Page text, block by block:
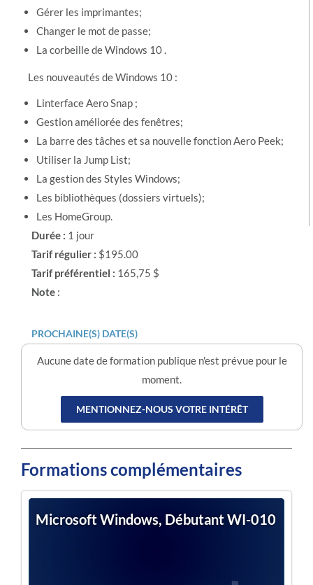
Gérer les imprimantes;
Changer le mot de passe;
La corbeille de Windows 10 .
Les nouveautés de Windows 10 :
Linterface Aero Snap ;
Gestion améliorée des fenêtres;
La barre des tâches et sa nouvelle fonction Aero Peek;
Utiliser la Jump List;
La gestion des Styles Windows;
Les bibliothèques (dossiers virtuels);
Les HomeGroup.
Durée : 1 jour
Tarif régulier : $195.00
Tarif préférentiel : 165,75 $
Note :
PROCHAINE(S) DATE(S)
Aucune date de formation publique n'est prévue pour le
moment.
MENTIONNEZ-NOUS VOTRE INTÉRÊT
Formations complémentaires
Microsoft Windows, Débutant WI-010